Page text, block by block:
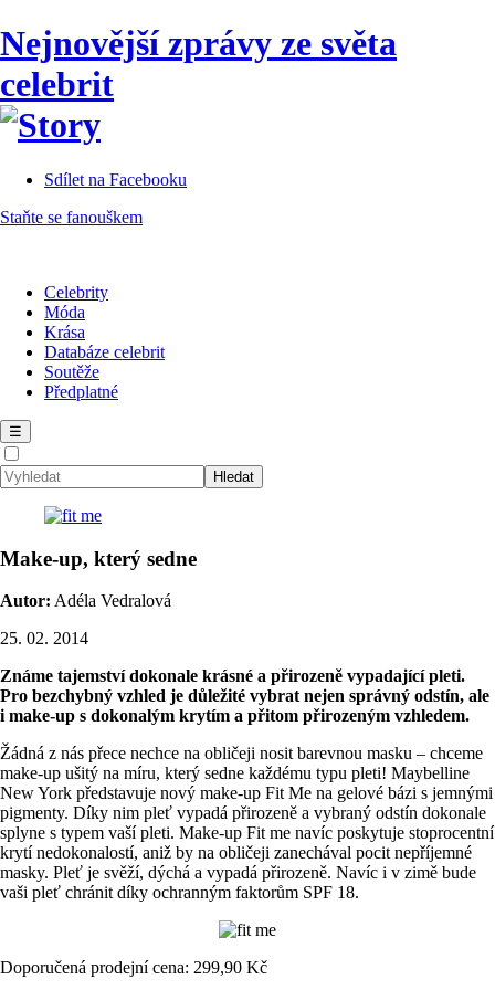
Nejnovější zprávy ze světa
celebrit
Sdílet na Facebooku
Staňte se fanouškem
Celebrity
Móda
Krása
Databáze celebrit
Soutěže
Předplatné
☰
Make-up, který sedne
Autor: Adéla Vedralová
25. 02. 2014
Známe tajemství dokonale krásné a přirozeně vypadající pleti.
Pro bezchybný vzhled je důležité vybrat nejen správný odstín, ale
i make-up s dokonalým krytím a přitom přirozeným vzhledem.
Žádná z nás přece nechce na obličeji nosit barevnou masku – chceme
make-up ušitý na míru, který sedne každému typu pleti! Maybelline
New York představuje nový make-up Fit Me na gelové bázi s jemnými
pigmenty. Díky nim pleť vypadá přirozeně a vybraný odstín dokonale
splyne s typem vaší pleti. Make-up Fit me navíc poskytuje stoprocentní
krytí nedokonalostí, aniž by na obličeji zanechával pocit nepříjemné
masky. Pleť je svěží, dýchá a vypadá přirozeně. Navíc i v zimě bude
vaši pleť chránit díky ochranným faktorům SPF 18.
Doporučená prodejní cena: 299,90 Kč